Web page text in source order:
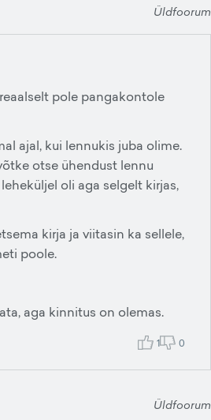
Üldfoorum
pole pangakontole
ajal, kui lennukis juba olime.
otse ühendust lennu
oli aga selgelt kirjas,
kirja ja viitasin ka sellele,
poole.
aga kinnitus on olemas.
1 0
Üldfoorum